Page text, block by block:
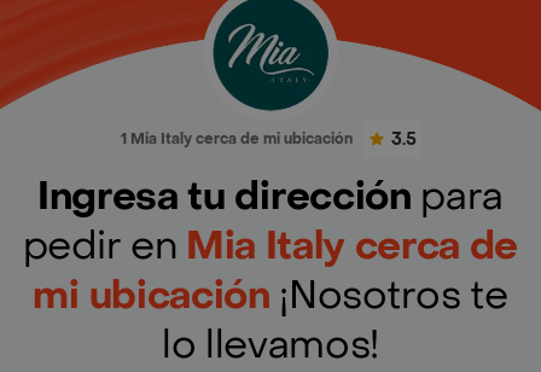
1 Mia Italy cerca de mi ubicación 3.5
Ingresa tu dirección para
pedir en Mia Italy cerca de
mi ubicación ¡Nosotros te
lo llevamos!